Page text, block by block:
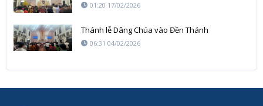
01:20 17/02/2026
Thánh lễ Dâng Chúa vào Đền Thánh
06:31 04/02/2026